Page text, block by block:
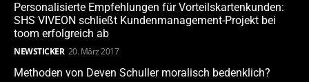
Personalisierte Empfehlungen für Vorteilskartenkunden:
SHS VIVEON schließt Kundenmanagement-Projekt bei
toom erfolgreich ab
NEWSTICKER 20. März 2017
Methoden von Deven Schuller moralisch bedenklich?